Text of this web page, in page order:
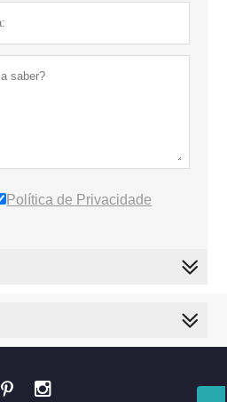
Política de Privacidade
 